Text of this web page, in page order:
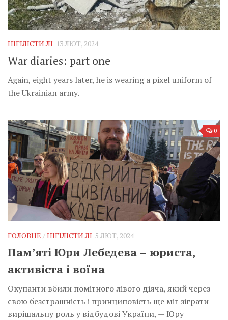
НІГІЛІСТИ ЛІ 13 ЛЮТ, 2024
War diaries: part one
Again, eight years later, he is wearing a pixel uniform of
the Ukrainian army.
0
ГОЛОВНЕ /НІГІЛІСТИ ЛІ 5 ЛЮТ, 2024
Пам’яті Юри Лебедева – юриста,
активіста і воїна
Окупанти вбили помітного лівого діяча, який через
свою безстрашність і принциповість ще міг зіграти
вирішальну роль у відбудові України, — Юру